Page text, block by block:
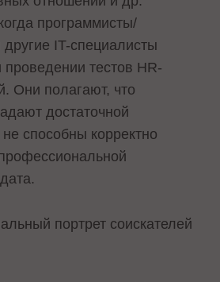
программисты/
другие IT-специалисты
тестов HR-
Они полагают, что
достаточной
способны корректно
портрет соискателей